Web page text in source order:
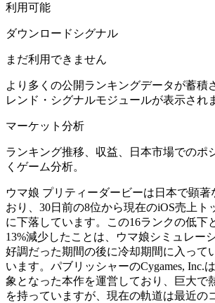
利用可能
ダウンロードシグナル
まだ利用できません
より多くの公開ランキングデータが蓄積
レンド・シグナルモジュールが表示され
マーケット分析
ランキング推移、収益、日本市場でのポ
くゲーム分析。
ウマ娘 プリティーダービーは日本で顕著
おり、30日前の8位から現在のiOS売上ト
に下落しています。この16ランクの低下
13%減少したことは、ウマ娘シミュレー
好調だった期間の後に冷却期間に入って
います。パブリッシャーのCygames, Inc.
象となった本作を運営しており、巨大で
を持っていますが、現在の軌道は最近の